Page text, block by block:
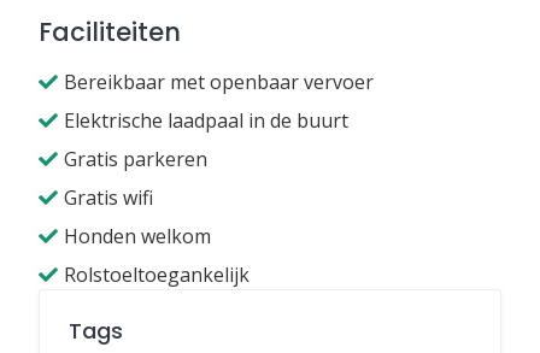
Faciliteiten
Bereikbaar met openbaar vervoer
Elektrische laadpaal in de buurt
Gratis parkeren
Gratis wifi
Honden welkom
Rolstoeltoegankelijk
Tags